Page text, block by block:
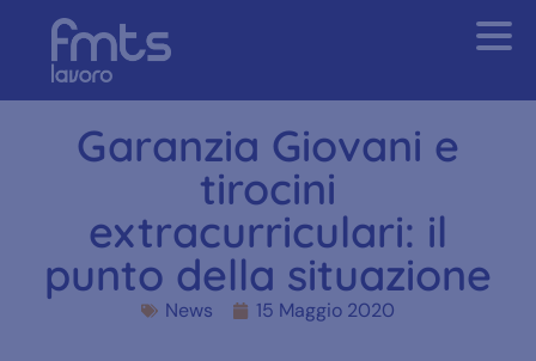
Garanzia Giovani e
tirocini
extracurriculari: il
punto della situazione
News 15 Maggio 2020